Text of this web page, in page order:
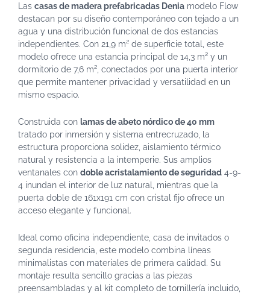
Las casas de madera prefabricadas Denia modelo Flow
destacan por su diseño contemporáneo con tejado a un
agua y una distribución funcional de dos estancias
independientes. Con 21,9 m² de superficie total, este
modelo ofrece una estancia principal de 14,3 m² y un
dormitorio de 7,6 m², conectados por una puerta interior
que permite mantener privacidad y versatilidad en un
mismo espacio.
Construida con lamas de abeto nórdico de 40 mm
tratado por inmersión y sistema entrecruzado, la
estructura proporciona solidez, aislamiento térmico
natural y resistencia a la intemperie. Sus amplios
ventanales con doble acristalamiento de seguridad 4-9-
4 inundan el interior de luz natural, mientras que la
puerta doble de 161x191 cm con cristal fijo ofrece un
acceso elegante y funcional.
Ideal como oficina independiente, casa de invitados o
segunda residencia, este modelo combina líneas
minimalistas con materiales de primera calidad. Su
montaje resulta sencillo gracias a las piezas
preensambladas y al kit completo de tornillería incluido,